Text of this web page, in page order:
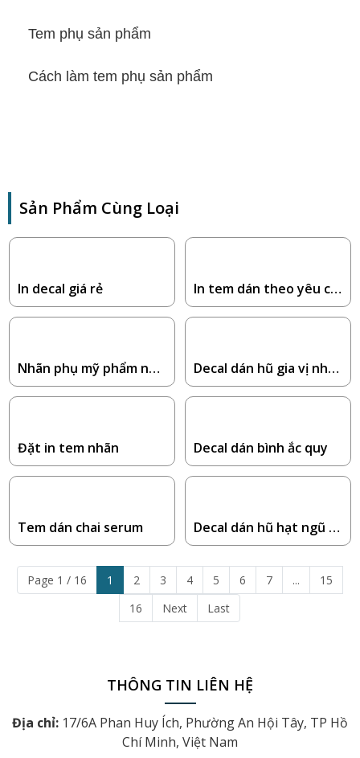
Tem phụ sản phẩm
Cách làm tem phụ sản phẩm
Sản Phẩm Cùng Loại
In decal giá rẻ
In tem dán theo yêu cầ
u
Nhãn phụ mỹ phẩm nhậ
p khẩu
Decal dán hũ gia vị nhà
bếp
Đặt in tem nhãn Decal dán bình ắc quy
Tem dán chai serum
Decal dán hũ hạt ngũ c
ốc
Page 1 / 16 1 2 3 4 5 6 7 ...
15
16
Next Last
THÔNG TIN LIÊN HỆ
Địa chỉ: 17/6A Phan Huy Ích, Phường An Hội Tây, TP Hồ
Chí Minh, Việt Nam